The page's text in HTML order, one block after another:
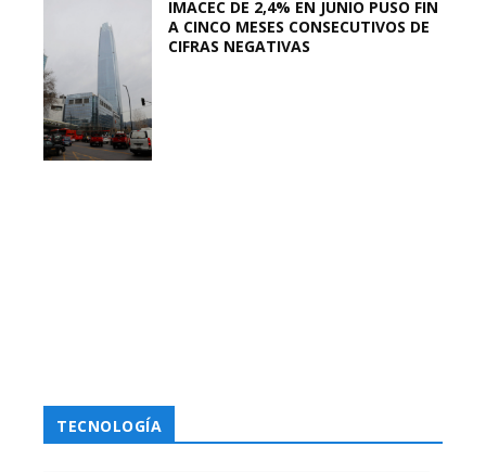
IMACEC DE 2,4% EN JUNIO PUSO FIN
A CINCO MESES CONSECUTIVOS DE
CIFRAS NEGATIVAS
TECNOLOGÍA